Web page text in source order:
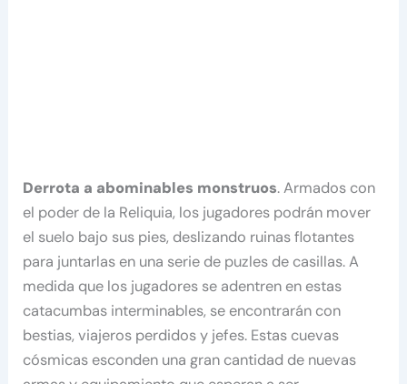
Derrota a abominables monstruos. Armados con
el poder de la Reliquia, los jugadores podrán mover
el suelo bajo sus pies, deslizando ruinas flotantes
para juntarlas en una serie de puzles de casillas. A
medida que los jugadores se adentren en estas
catacumbas interminables, se encontrarán con
bestias, viajeros perdidos y jefes. Estas cuevas
cósmicas esconden una gran cantidad de nuevas